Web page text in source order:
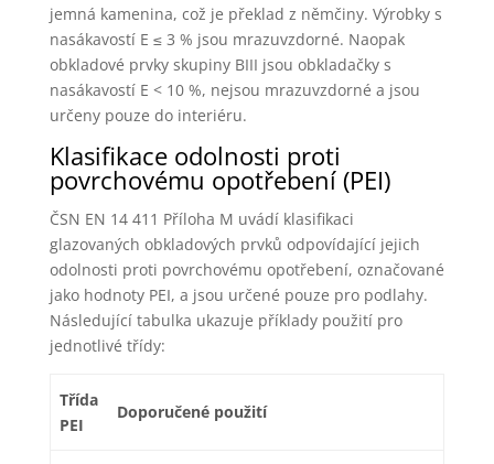
jemná kamenina, což je překlad z němčiny. Výrobky s
nasákavostí E ≤ 3 % jsou mrazuvzdorné. Naopak
obkladové prvky skupiny BIII jsou obkladačky s
nasákavostí E < 10 %, nejsou mrazuvzdorné a jsou
určeny pouze do interiéru.
Klasifikace odolnosti proti
povrchovému opotřebení (PEI)
ČSN EN 14 411 Příloha M uvádí klasifikaci
glazovaných obkladových prvků odpovídající jejich
odolnosti proti povrchovému opotřebení, označované
jako hodnoty PEI, a jsou určené pouze pro podlahy.
Následující tabulka ukazuje příklady použití pro
jednotlivé třídy:
Třída
PEI
Doporučené použití